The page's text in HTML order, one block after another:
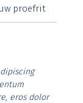
lorem
proefrit
eros dolor